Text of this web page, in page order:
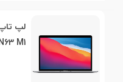
M1